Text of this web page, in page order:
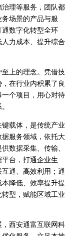
理等服务，团队都
场景的产品与服
数字化转型全环
力成本、提升综合
上的理念。凭借技
在行业内积累了良
个项目，用心对待
载体，是传统产业
服务领域，依托大
数据采集、传输、
台，打通企业生
通、高效利用；通
降低、效率提升提
型，赋能区域工业
西安通富互联网科